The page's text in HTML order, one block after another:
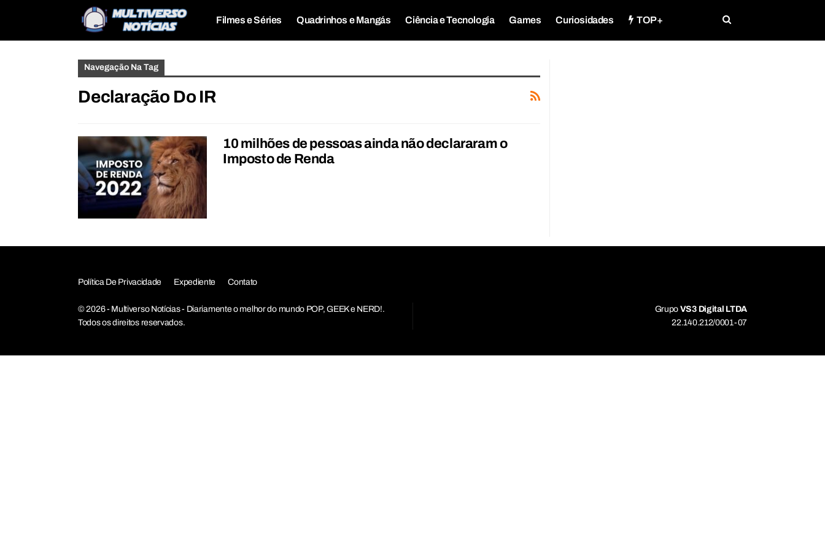
Filmes e Séries Quadrinhos e Mangás Ciência e Tecnologia Games Curiosidades TOP+
Navegação Na Tag
Declaração Do IR
10 milhões de pessoas ainda não declararam o
Imposto de Renda
Política De Privacidade Expediente Contato
© 2026 - Multiverso Notícias - Diariamente o melhor do mundo POP, GEEK e NERD!.
Todos os direitos reservados.
Grupo VS3 Digital LTDA
22.140.212/0001-07